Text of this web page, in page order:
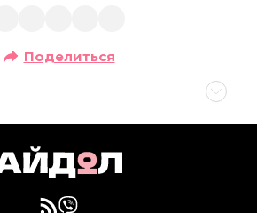
Поделиться